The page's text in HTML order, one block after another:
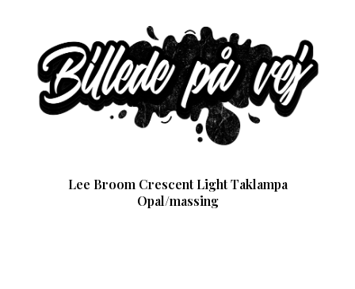
Lee Broom Crescent Light Taklampa
Opal/massing